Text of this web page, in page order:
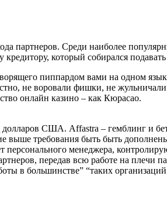
партнеров. Среди наиболее
который собирался подавать
пиппардом вами на одном
не воровали фишки, не жульничали
онлайн казино – как Кюрасао.
США. Affastra – гемблинг и
выше требования быть быть
менеджера,
передав всю работе на плечи
в большинстве” “таких